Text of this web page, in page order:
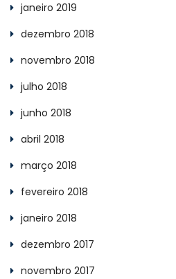
janeiro 2019
dezembro 2018
novembro 2018
julho 2018
junho 2018
abril 2018
março 2018
fevereiro 2018
janeiro 2018
dezembro 2017
novembro 2017